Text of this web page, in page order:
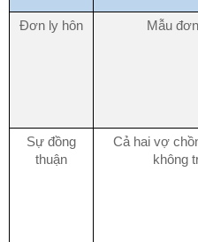
Đơn ly hôn
Mẫu
Sự đồng
thuận
Cả hai vợ
không